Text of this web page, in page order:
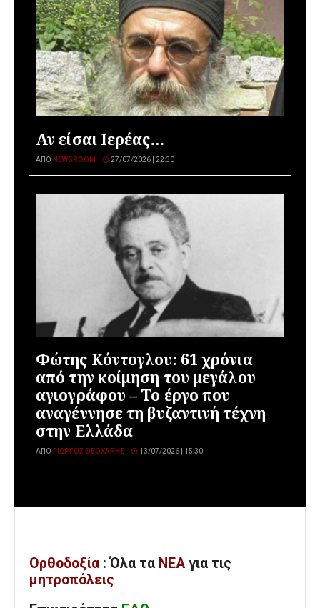
Αν είσαι Ιερέας…
ΑΠΌ NEWSROOM 27/07/2026 | 22:30
Φώτης Κόντογλου: 61 χρόνια
από την κοίμηση του μεγάλου
αγιογράφου – Το έργο που
αναγέννησε τη βυζαντινή τέχνη
στην Ελλάδα
ΑΠΌ ΓΙΏΡΓΟΣ ΘΕΟΧΆΡΗΣ 13/07/2026 | 15:30
Ορθοδοξία : Όλα τα ΝΕΑ για τις
μητροπόλεις